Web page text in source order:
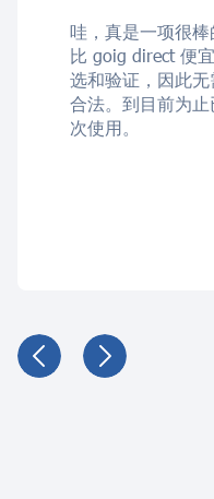
哇，真是一项很
比 goig direct 便
选和验证，因此
合法。到目前为
次使用。